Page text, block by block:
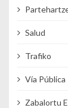
Salud
Trafiko
Vía Pública
Zabalortu